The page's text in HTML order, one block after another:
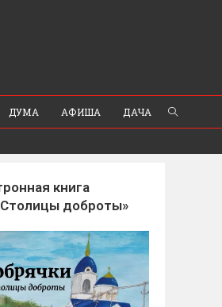
ДУМА АФИША ДАЧА
книга
доброты»